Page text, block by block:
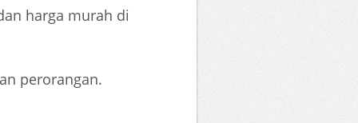
harga murah di
perorangan.